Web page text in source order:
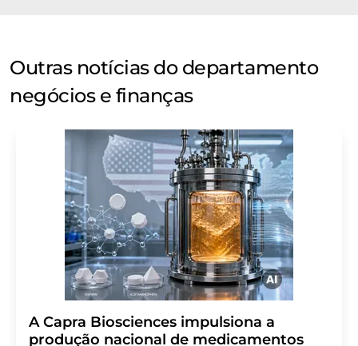
Outras notícias do departamento
negócios e finanças
A Capra Biosciences impulsiona a
produção nacional de medicamentos